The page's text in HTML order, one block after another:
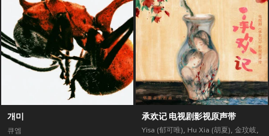
개미
큐엠
承欢记 电视剧影视原声带
Yisa (郁可唯), Hu Xia (胡夏), 金玟岐,